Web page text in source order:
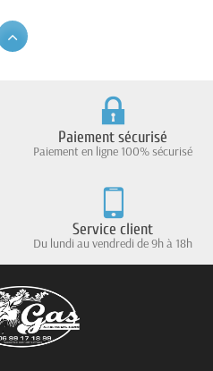
Paiement sécurisé
Paiement en ligne 100% sécurisé
Service client
Du lundi au vendredi de 9h à 18h